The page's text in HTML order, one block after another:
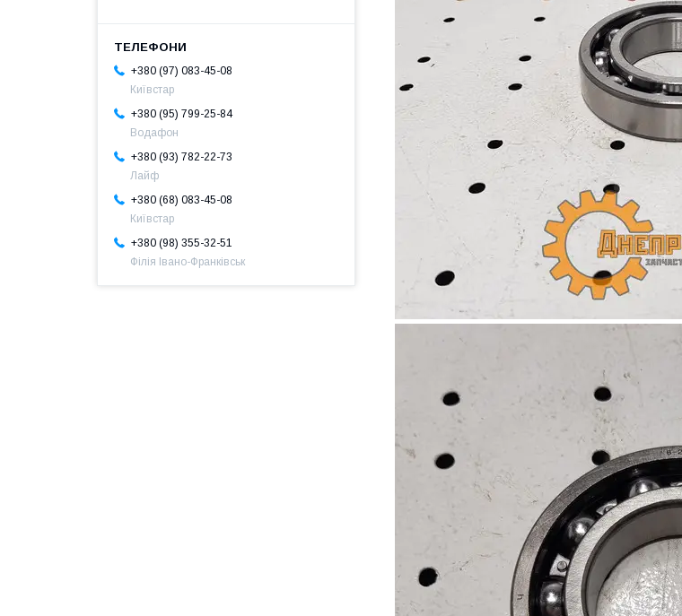
+380 (97) 083-45-08
Київстар
+380 (95) 799-25-84
Водафон
+380 (93) 782-22-73
Лайф
+380 (68) 083-45-08
Київстар
+380 (98) 355-32-51
Філія Івано-Франківськ